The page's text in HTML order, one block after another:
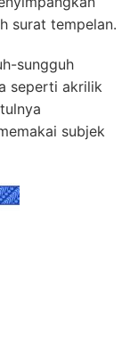
surat tempelan.
sungguh
seperti akrilik
subjek